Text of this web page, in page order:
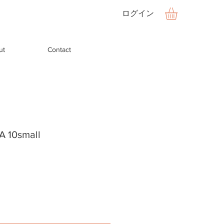
ログイン
Contact
10small